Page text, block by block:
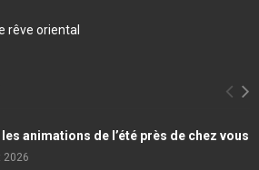
rêve oriental
animations de l’été près de chez vous
2026